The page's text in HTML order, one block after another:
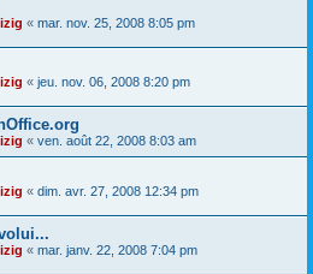
« mar. nov. 25, 2008 8:05 pm
« jeu. nov. 06, 2008 8:20 pm
« ven. août 22, 2008 8:03 am
« dim. avr. 27, 2008 12:34 pm
« mar. janv. 22, 2008 7:04 pm